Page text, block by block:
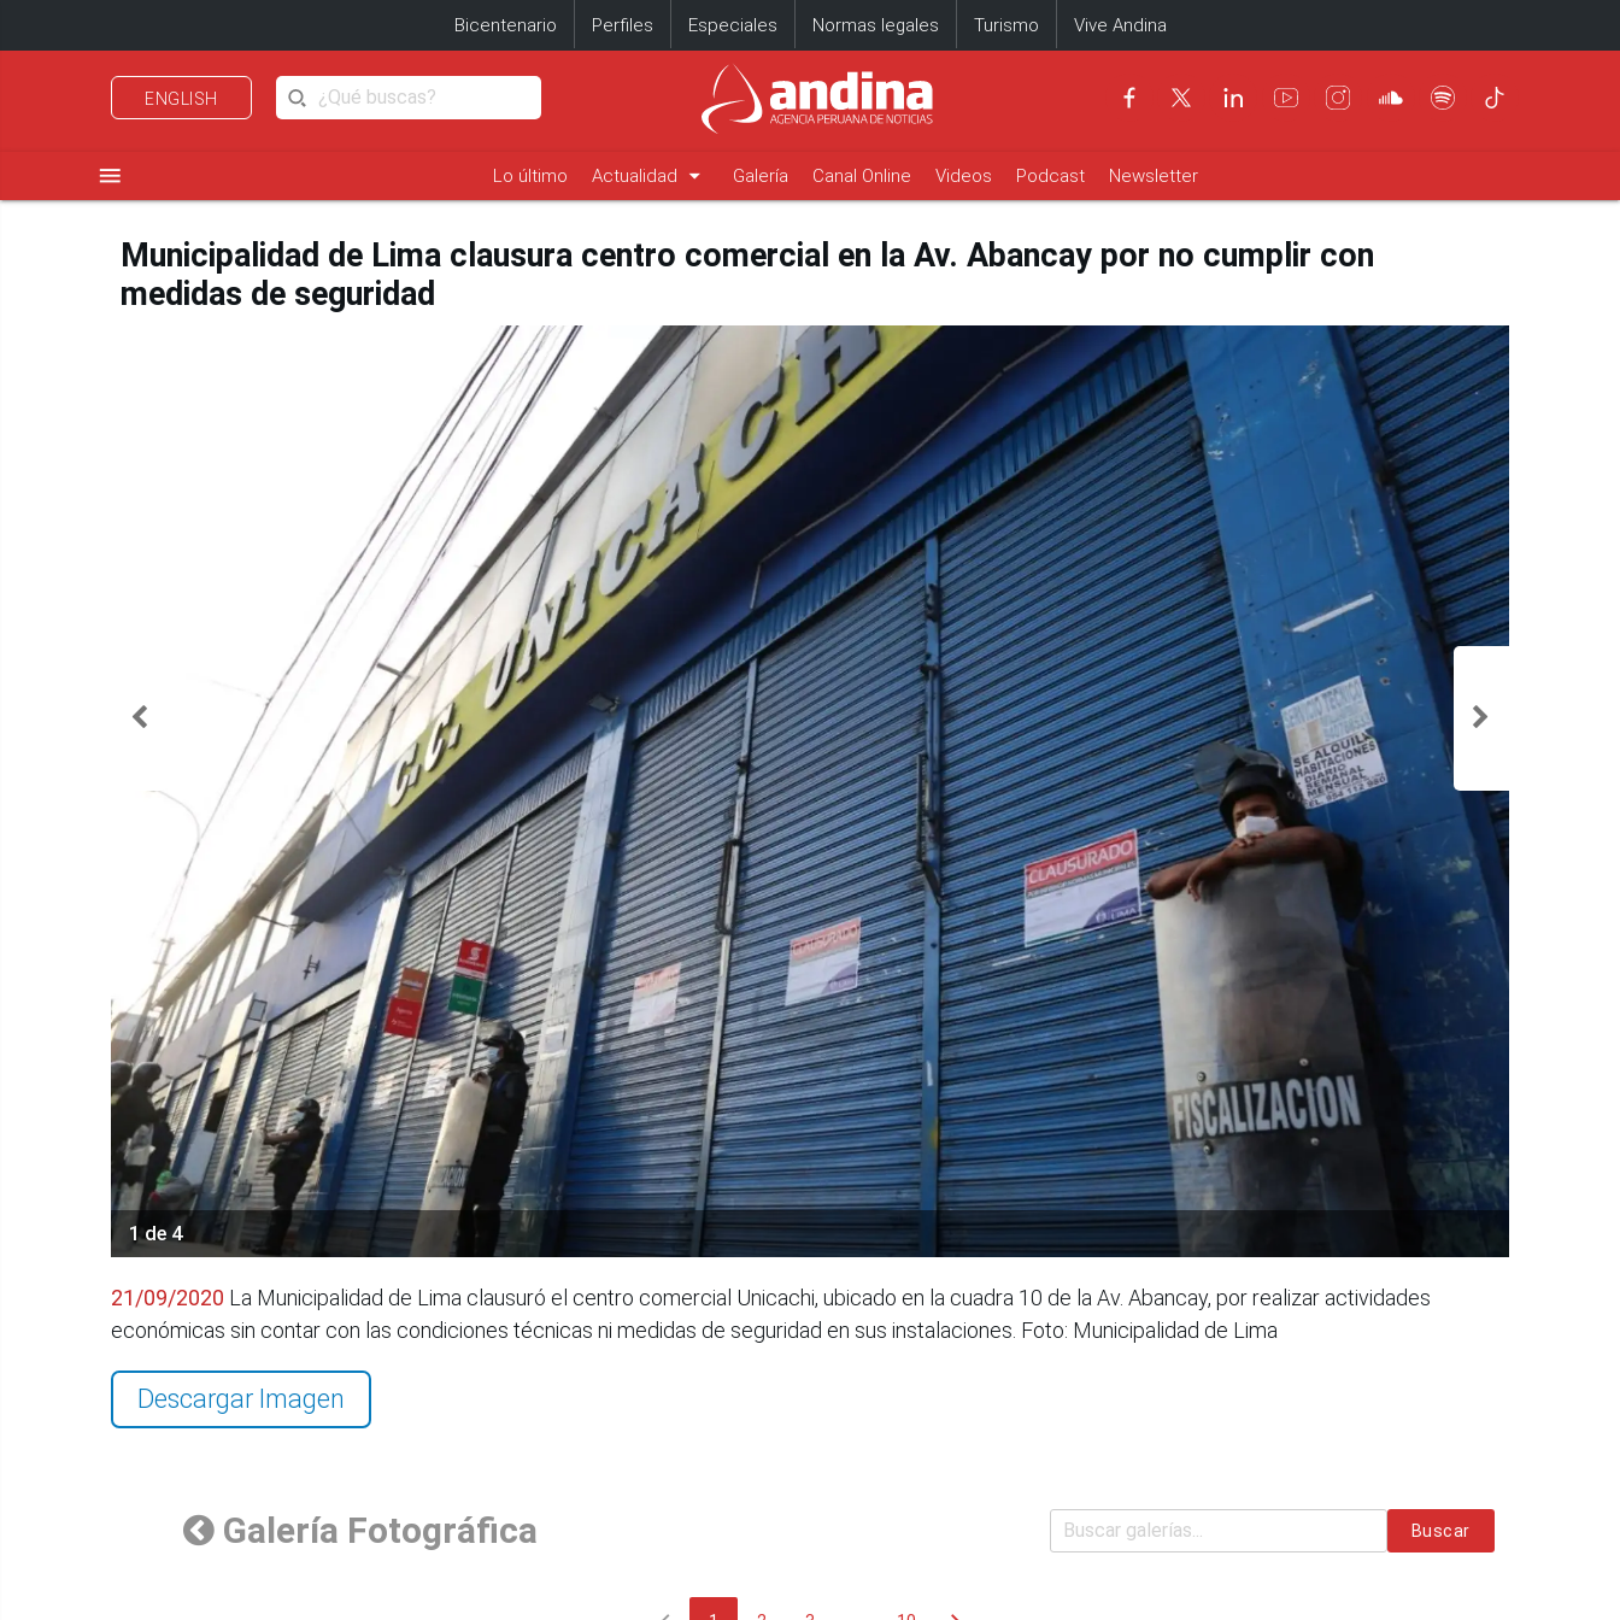
Bicentenario Perfiles Especiales Normas legales Turismo Vive Andina
ENGLISH
menu Lo último Actualidad arrow_drop_down Galería Canal Online Videos Podcast Newsletter
Municipalidad de Lima clausura centro comercial en la Av. Abancay por no cumplir con
medidas de seguridad
1 de 4
21/09/2020 La Municipalidad de Lima clausuró el centro comercial Unicachi, ubicado en la cuadra 10 de la Av. Abancay, por realizar actividades
económicas sin contar con las condiciones técnicas ni medidas de seguridad en sus instalaciones. Foto: Municipalidad de Lima
Descargar Imagen
Galería Fotográfica Buscar